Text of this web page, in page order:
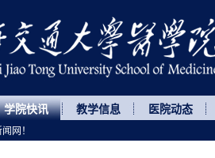
学院快讯 教学信息 医院动态
网！